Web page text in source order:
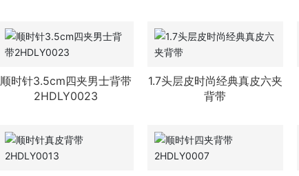
顺时针3.5cm四夹男士背带
2HDLY0023
1.7头层皮时尚经典真皮六夹
背带